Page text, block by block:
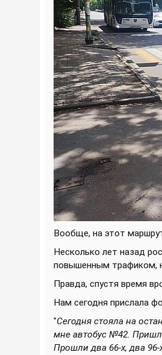
Вообще, на этот
Несколько лет назад
повышенным трафиком,
Правда, спустя время
Нам сегодня прислала
"Сегодня стояла на
мне автобус №42.
Прошли два 66-х, два 96-